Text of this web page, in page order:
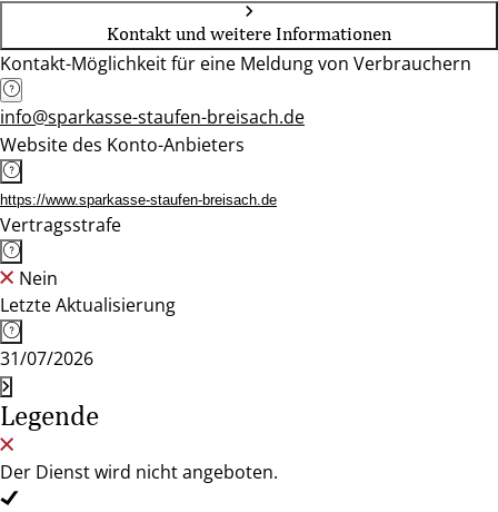
Kontakt und weitere Informationen
Kontakt-Möglichkeit für eine Meldung von Verbrauchern
info@sparkasse-staufen-breisach.de
Website des Konto-Anbieters
https://www.sparkasse-staufen-breisach.de
Vertragsstrafe
Nein
Letzte Aktualisierung
31/07/2026
Legende
Der Dienst wird nicht angeboten.